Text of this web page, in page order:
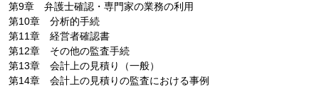
第9章 弁護士確認・専門家の業務の利用
第10章 分析的手続
第11章 経営者確認書
第12章 その他の監査手続
第13章 会計上の見積り（一般）
第14章 会計上の見積りの監査における事例